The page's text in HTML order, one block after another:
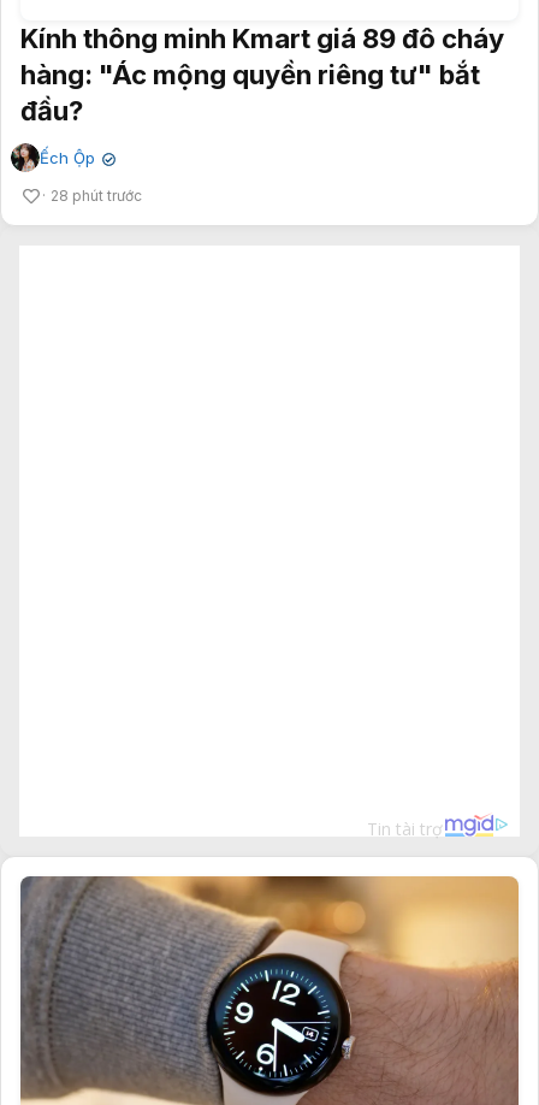
Kính thông minh Kmart giá 89 đô cháy
hàng: "Ác mộng quyền riêng tư" bắt
đầu?
Ếch Ộp ✔
28 phút trước